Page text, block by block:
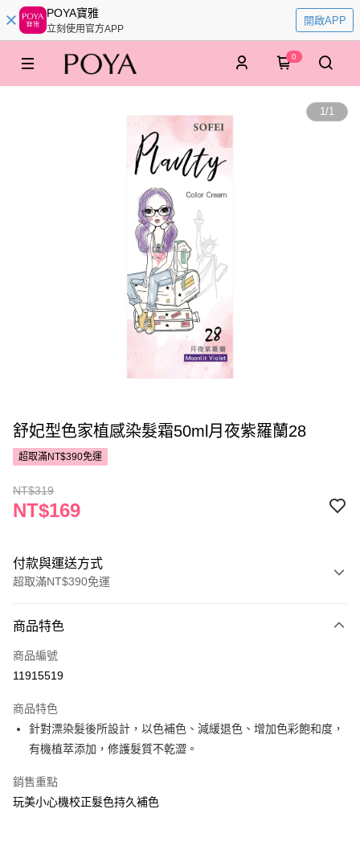
POYA寶雅
立刻使用官方APP
開啟APP
0
1/1
舒妃型色家植感染髮霜50ml月夜紫羅蘭28
超取滿NT$390免運
NT$319
NT$169
付款與運送方式
超取滿NT$390免運
POYA支付
信用卡一次付款
LINE Pay
Apple Pay
街口支付
商品特色
商品編號
11915519
商品特色
針對漂染髮後所設計，以色補色、減緩退色、增加色彩飽和度，
有機植萃添加，修護髮質不乾澀。
銷售重點
玩美小心機校正髮色持久補色